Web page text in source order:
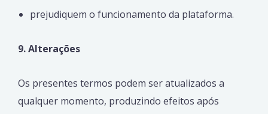
prejudiquem o funcionamento da plataforma.
9. Alterações
Os presentes termos podem ser atualizados a
qualquer momento, produzindo efeitos após